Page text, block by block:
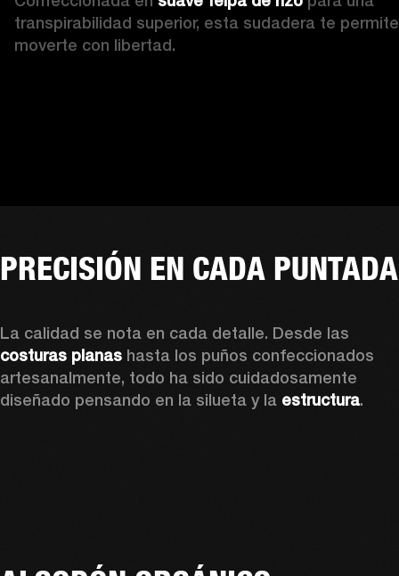
transpirabilidad superior, esta sudadera te permite
moverte con libertad.
PRECISIÓN EN CADA PUNTADA
costuras planas hasta los puños confeccionados
artesanalmente, todo ha sido cuidadosamente
diseñado pensando en la silueta y la estructura.